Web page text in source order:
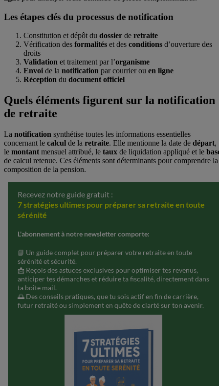
Les étapes clés du processus de notification
Constitution et dépôt du dossier de retraite
Vérification des formalités et des conditions d’ouverture des
droits
Validation et traitement par l’organisme
Envoi de la notification par courrier ou en ligne
Réception du document officiel
Quels éléments figurent sur la notification
de retraite
La notification synthétise toutes les informations essentielles
concernant le calcul de la retraite. Elle mentionne la date de départ,
le montant mensuel attribué, le taux de liquidation appliqué et le
de calcul retenue. Ces éléments sont déterminants pour comprendre la
composition de la pension.